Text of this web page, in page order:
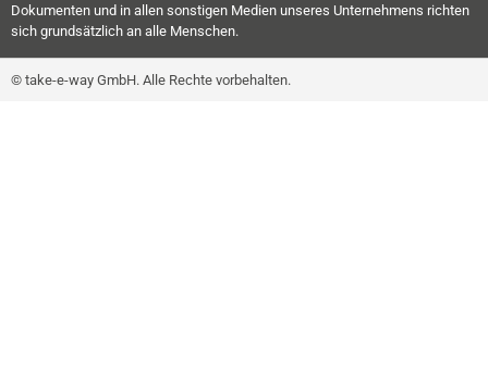
Dokumenten und in allen sonstigen Medien unseres Unternehmens richten
sich grundsätzlich an alle Menschen.
© take-e-way GmbH. Alle Rechte vorbehalten.